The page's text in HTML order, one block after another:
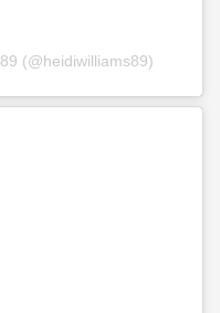
(@heidiwilliams89)